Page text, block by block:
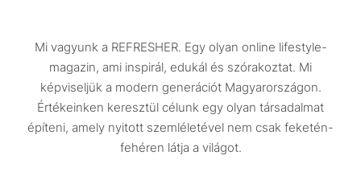
Utazás
Életmód
Design
Beszélgetések
Mi vagyunk a REFRESHER. Egy olyan online lifestyle-
magazin, ami inspirál, edukál és szórakoztat. Mi
képviseljük a modern generációt Magyarországon.
Értékeinken keresztül célunk egy olyan társadalmat
építeni, amely nyitott szemléletével nem csak feketén-
fehéren látja a világot.